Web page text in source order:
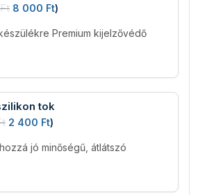
Ft 8 000 Ft)
Premium kijelzővédő
tok
2 400 Ft)
jó minőségű, átlátszó